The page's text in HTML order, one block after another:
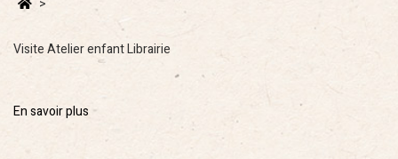
VisiteAtelier enfantLibrairie
En savoir plus